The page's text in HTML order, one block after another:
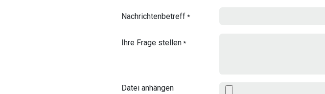
Nachrichtenbetreff*
Ihre Frage stellen*
Datei anhängen